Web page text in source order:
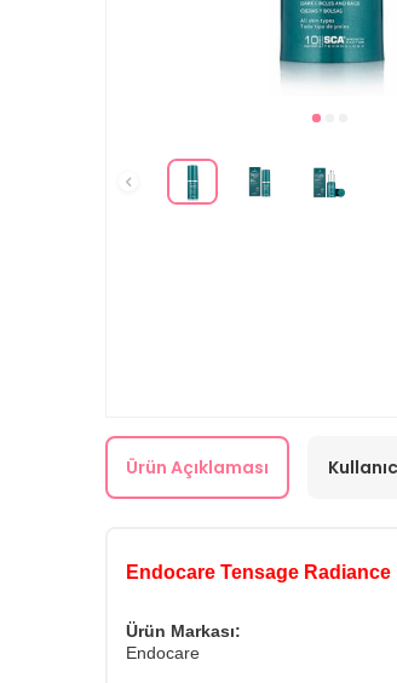
Ürün Açıklaması
Endocare Tensage Radiance
Ürün Markası:
Endocare